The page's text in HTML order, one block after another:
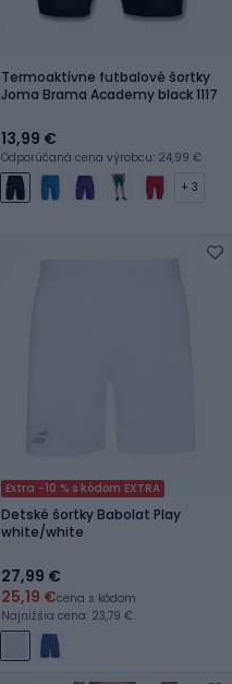
Termoaktívne futbalové šortky
Joma Brama Academy black 1117
13,99 €
Odporúčaná cena výrobcu: 24,99 €
+ 3
Extra -10 % s kódom EXTRA
Detské šortky Babolat Play
white/white
27,99 €
25,19 €cena s kódom
Najnižšia cena: 23,79 €